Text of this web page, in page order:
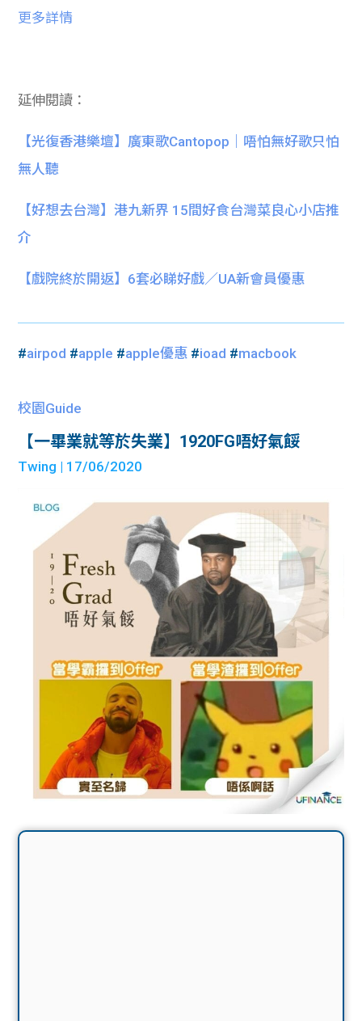
更多詳情
延伸閱讀：
【光復香港樂壇】廣東歌Cantopop｜唔怕無好歌只怕
無人聽
【好想去台灣】港九新界 15間好食台灣菜良心小店推
介
【戲院終於開返】6套必睇好戲／UA新會員優惠
#airpod #apple #apple優惠 #ioad #macbook
校園Guide
【一畢業就等於失業】1920FG唔好氣餒
Twing | 17/06/2020